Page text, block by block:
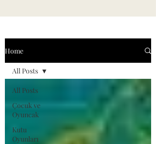
Home
All Posts
Çocuk ve
Oyuncak
Kutu
Oyunları
All Posts